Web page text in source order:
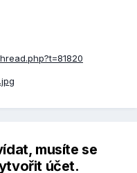
musíte se
účet.